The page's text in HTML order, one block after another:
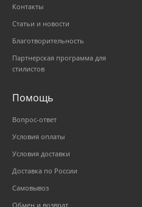
Контакты
Статьи и новости
Благотворительность
Партнерская программа для
стилистов
Помощь
Вопрос-ответ
Условия оплаты
Условия доставки
Доставка по России
Самовывоз
Обмен и возврат